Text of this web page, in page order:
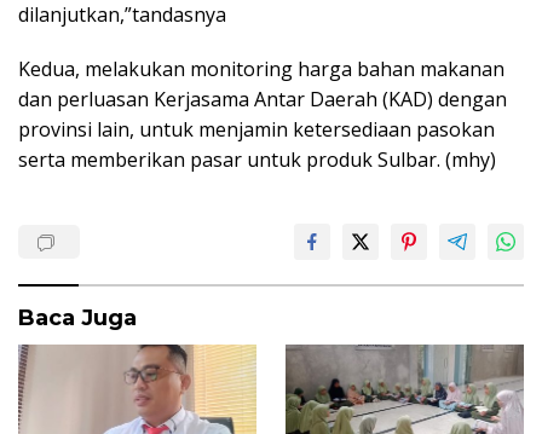
dilanjutkan,”tandasnya
Kedua, melakukan monitoring harga bahan makanan
dan perluasan Kerjasama Antar Daerah (KAD) dengan
provinsi lain, untuk menjamin ketersediaan pasokan
serta memberikan pasar untuk produk Sulbar. (mhy)
Baca Juga